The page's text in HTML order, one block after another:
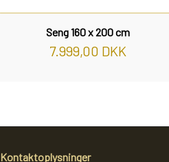
Seng 160 x 200 cm
7.999,00 DKK
Kontaktoplysninger